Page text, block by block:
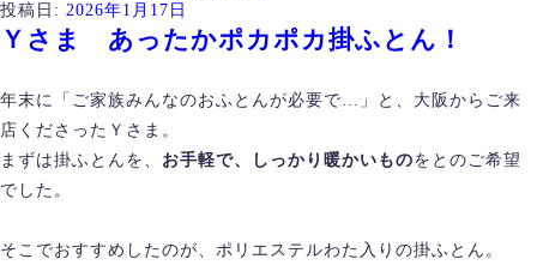
投稿日: 2026年1月17日
Ｙさま あったかポカポカ掛ふとん！
年末に「ご家族みんなのおふとんが必要で…」と、大阪からご来
店くださったＹさま。
まずは掛ふとんを、 お手軽で、しっかり暖かいものをとのご希望
でした。
そこでおすすめしたのが、ポリエステルわた入りの掛ふとん。